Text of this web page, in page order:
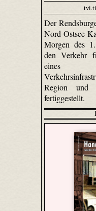
Der
Nord-Ostsee-
Morgen des
den Verkehr
eines
Region und
fertiggestellt.